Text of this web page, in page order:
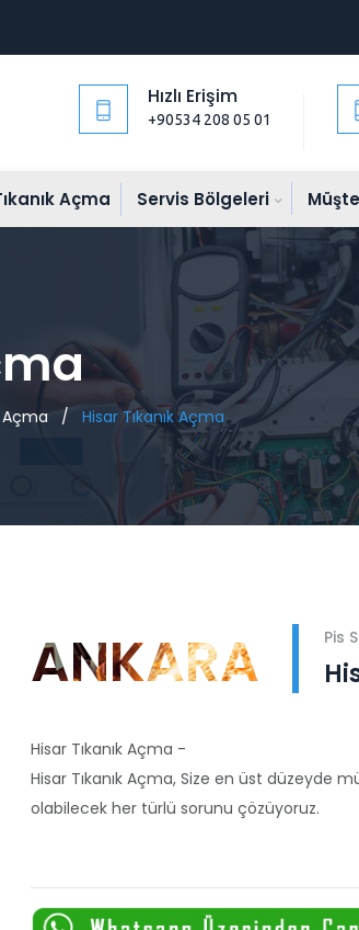
Hızlı Erişim
+90534 208 05 01
Açma Servis Bölgeleri
Açma / Hisar Tıkanık Açma
ANKARA Pis
Hisar Tıkanık Açma -
Hisar Tıkanık Açma, Size en üst düzeyde
olabilecek her türlü sorunu çözüyoruz.